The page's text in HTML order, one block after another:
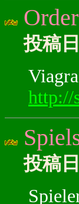
投稿日
http://
投稿日